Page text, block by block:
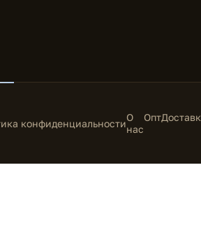
конфиденциальностиО
нас
Опт